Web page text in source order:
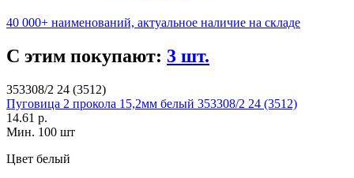
40 000+ наименований, актуальное наличие на складе
С этим покупают: 3 шт.
353308/2 24 (3512)
Пуговица 2 прокола 15,2мм белый 353308/2 24 (3512)
14.61 р.
Мин. 100 шт
Цвет белый